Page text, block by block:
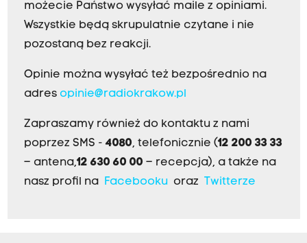
możecie Państwo wysyłać maile z opiniami.
Wszystkie będą skrupulatnie czytane i nie
pozostaną bez reakcji.
Opinie można wysyłać też bezpośrednio na
adres opinie@radiokrakow.pl
Zapraszamy również do kontaktu z nami
poprzez SMS - 4080, telefonicznie (12 200 33 33
– antena,12 630 60 00 – recepcja), a także na
nasz profil na Facebookuoraz Twitterze